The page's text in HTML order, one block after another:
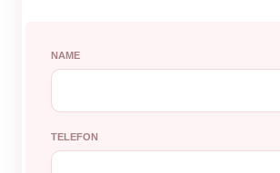
NAME
TELEFON